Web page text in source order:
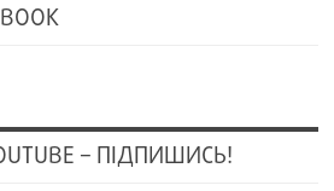
– ПІДПИШИСЬ!